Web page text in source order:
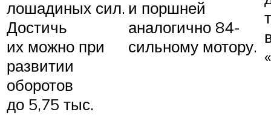
лошадиных сил.
Достичь
их можно при
развитии
оборотов
до 5,75 тыс.
и поршней
аналогично 84-
сильному мотору.